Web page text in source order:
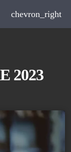
chevron_right
2023